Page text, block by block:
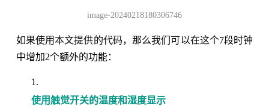
image-20240218180306746
如果使用本文提供的代码，那么我们可以在这个7段时钟
中增加2个额外的功能：
使用触觉开关的温度和湿度显示